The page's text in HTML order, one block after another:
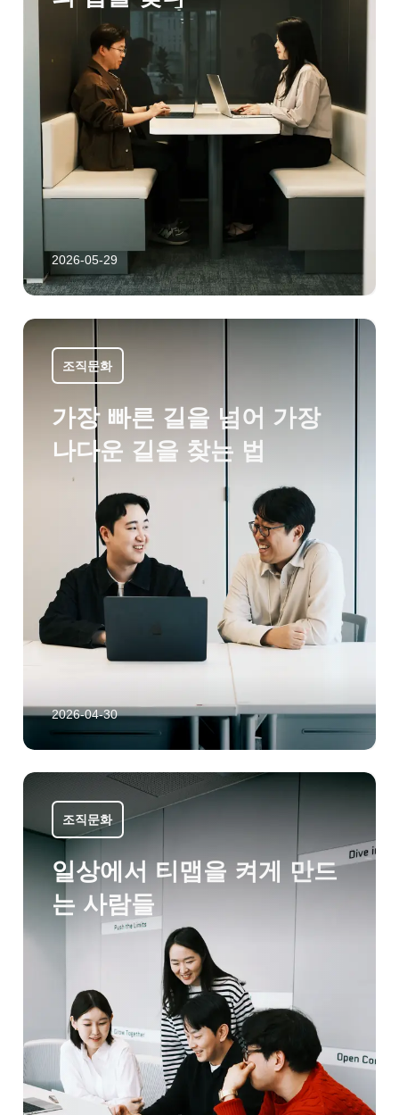
2026-05-29
조직문화
가장 빠른 길을 넘어 가장
나다운 길을 찾는 법
2026-04-30
조직문화
일상에서 티맵을 켜게 만드
는 사람들